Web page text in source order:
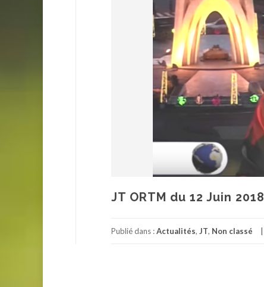
JT ORTM du 12 Juin 2018
Publié dans :Actualités, JT, Non classé